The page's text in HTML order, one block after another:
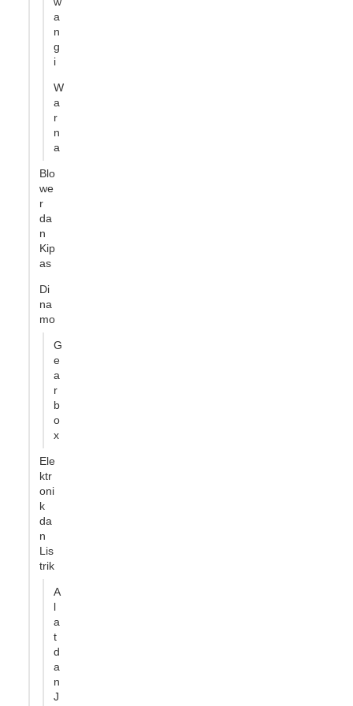
a
n
g
i
W
a
r
n
a
Blo
we
r
da
n
Kip
as
Di
na
mo
G
e
a
r
b
o
x
Ele
ktr
oni
k
da
n
Lis
trik
A
l
a
t
d
a
n
J